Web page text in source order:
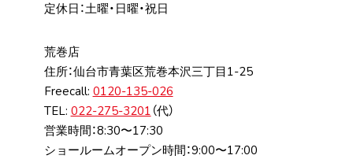
定休日：土曜・日曜・祝日
荒巻店
住所：仙台市⻘葉区荒巻本沢三丁⽬1-25
Freecall: 0120-135-026
TEL: 022-275-3201 （代）
営業時間：8:30〜17:30
ショールームオープン時間：9:00〜17:00